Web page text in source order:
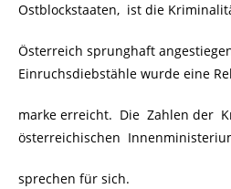
Ostblockstaaten, ist die
Österreich sprunghaft
Einruchsdiebstähle wurde eine
marke erreicht. Die Zahlen der
österreichischen
sprechen für sich.